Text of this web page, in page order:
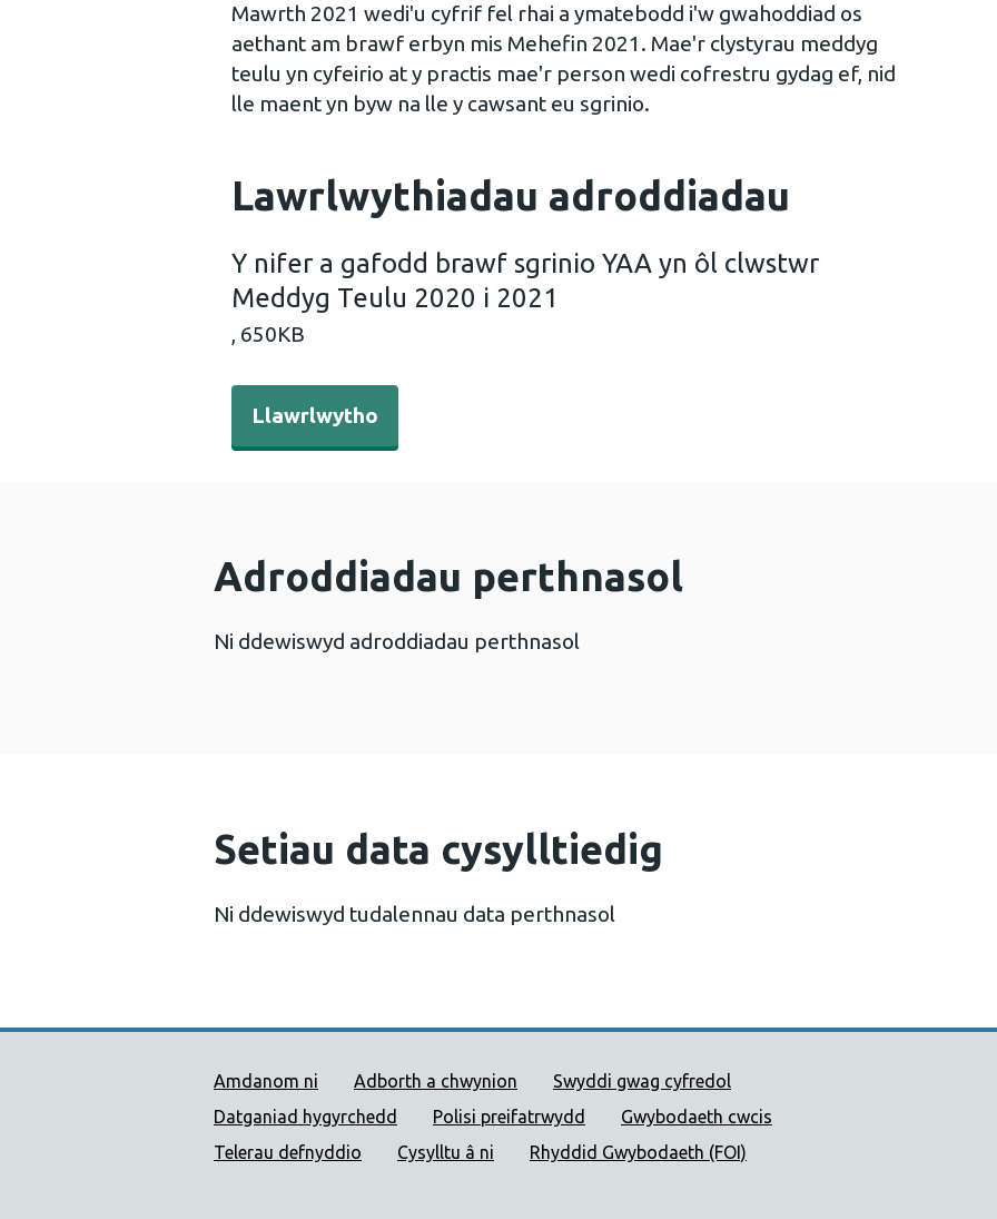
Mawrth 2021 wedi'u cyfrif fel rhai a ymatebodd i'w gwahoddiad os
aethant am brawf erbyn mis Mehefin 2021. Mae'r clystyrau meddyg
teulu yn cyfeirio at y practis mae'r person wedi cofrestru gydag ef, nid
lle maent yn byw na lle y cawsant eu sgrinio.
Lawrlwythiadau adroddiadau
Y nifer a gafodd brawf sgrinio YAA yn ôl clwstwr
Meddyg Teulu 2020 i 2021
, 650KB
Llawrlwytho - Y nifer a gafodd brawf sgrinio YAA yn ôl clwstwr Meddyg Teulu
Llawrlwytho
Adroddiadau perthnasol
Ni ddewiswyd adroddiadau perthnasol
Setiau data cysylltiedig
Ni ddewiswyd tudalennau data perthnasol
Dolenni Cymorth Iechyd Cyhoeddus Cymru
Amdanom ni Adborth a chwynion
Swyddi gwag cyfredol
Datganiad hygyrchedd
Polisi preifatrwydd
Gwybodaeth cwcis
Telerau defnyddio
Cysylltu â ni Rhyddid Gwybodaeth (FOI)